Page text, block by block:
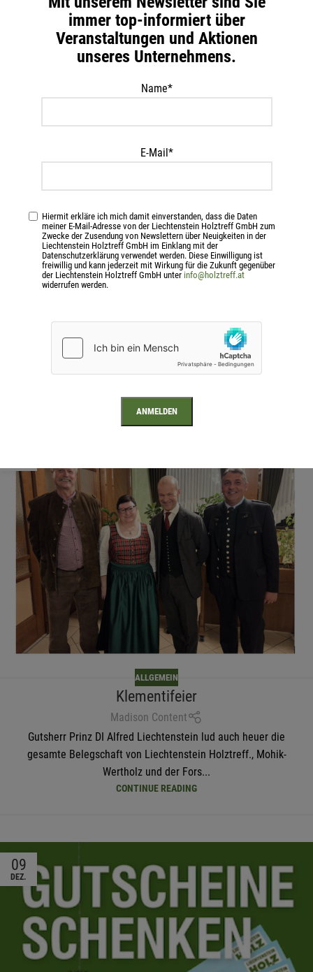
ALLGEMEIN
Unsere Gewinnerin steht fest!
Frau Renate T. übernahm erfreut ihren Christbaum von der
Koralpe mit Ständer und Kugeln, der im Rahmen unseres
Weihnachtsgewinnspiels, ...
CONTINUE READING
ALLGEMEIN
Klementifeier
Madison Content
Gutsherr Prinz DI Alfred Liechtenstein lud auch heuer die
gesamte Belegschaft von Liechtenstein Holztreff., Mohik-
Wertholz und der Fors...
CONTINUE READING
09
DEZ.
immer top-informiert über
Veranstaltungen und Aktionen
unseres Unternehmens.
Name*
E-Mail*
Hiermit erkläre ich mich damit einverstanden, dass die Daten
meiner E-Mail-Adresse von der Liechtenstein Holztreff GmbH zum
Zwecke der Zusendung von Newslettern über Neuigkeiten in der
Liechtenstein Holztreff GmbH im Einklang mit der
Datenschutzerklärung verwendet werden. Diese Einwilligung ist
freiwillig und kann jederzeit mit Wirkung für die Zukunft gegenüber
der Liechtenstein Holztreff GmbH unter info@holztreff.at
widerrufen werden.